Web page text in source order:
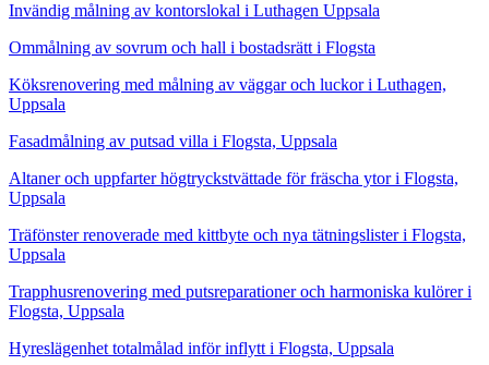
Invändig målning av kontorslokal i Luthagen Uppsala
Ommålning av sovrum och hall i bostadsrätt i Flogsta
Köksrenovering med målning av väggar och luckor i Luthagen,
Uppsala
Fasadmålning av putsad villa i Flogsta, Uppsala
Altaner och uppfarter högtryckstvättade för fräscha ytor i Flogsta,
Uppsala
Träfönster renoverade med kittbyte och nya tätningslister i Flogsta,
Uppsala
Trapphusrenovering med putsreparationer och harmoniska kulörer i
Flogsta, Uppsala
Hyreslägenhet totalmålad inför inflytt i Flogsta, Uppsala